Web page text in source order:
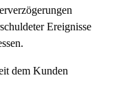
Ereignisse
dem Kunden